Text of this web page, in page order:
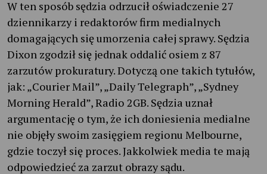
W ten sposób sędzia odrzucił oświadczenie 27
dziennikarzy i redaktorów firm medialnych
domagających się umorzenia całej sprawy. Sędzia
Dixon zgodził się jednak oddalić osiem z 87
zarzutów prokuratury. Dotyczą one takich tytułów,
jak: „Courier Mail”, „Daily Telegraph”, „Sydney
Morning Herald”, Radio 2GB. Sędzia uznał
argumentację o tym, że ich doniesienia medialne
nie objęły swoim zasięgiem regionu Melbourne,
gdzie toczył się proces. Jakkolwiek media te mają
odpowiedzieć za zarzut obrazy sądu.